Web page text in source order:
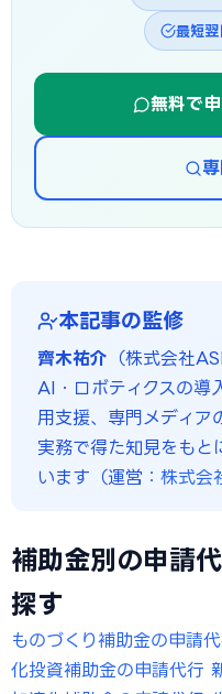
最短翌
無料で
本記事の監修
齊木祐介 （株式会社
AI・ロボティクスの導
用支援、専門メディア
実務で得た知見をもと
います（運営： 株式会
補助金別の申請
探す
ものづくり補助金の申請
化投資補助金の申請代行